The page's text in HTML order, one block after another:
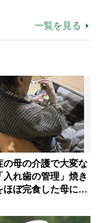
一覧を見る
の母の介護で大変な
入れ歯の管理」焼き
ほぼ完食した母に息
の気が引いた理由